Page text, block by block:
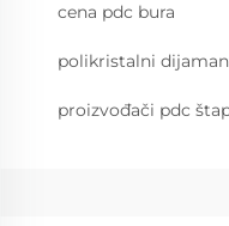
cena pdc bura
polikristalni
proizvođači pdc